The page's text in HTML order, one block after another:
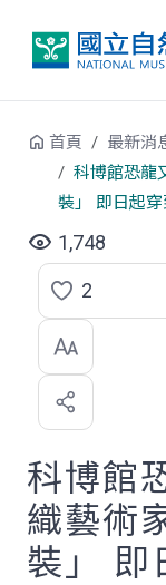
首頁 最新消
科博館恐龍
裝」 即日起
1,748
點
選
喜
歡
2
科博館
織藝術
裝」 即